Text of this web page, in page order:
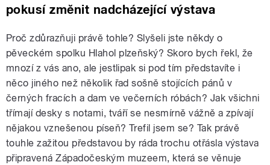
pokusí změnit nadcházející výstava
Proč zdůrazňuji právě tohle? Slyšeli jste někdy o
pěveckém spolku Hlahol plzeňský? Skoro bych řekl, že
mnozí z vás ano, ale jestlipak si pod tím představíte i
něco jiného než několik řad sošně stojících pánů v
černých fracích a dam ve večerních róbách? Jak všichni
třímají desky s notami, tváří se nesmírně vážně a zpívají
nějakou vznešenou píseň? Trefil jsem se? Tak právě
touhle zažitou představou by ráda trochu otřásla výstava
připravená Západočeským muzeem, která se věnuje